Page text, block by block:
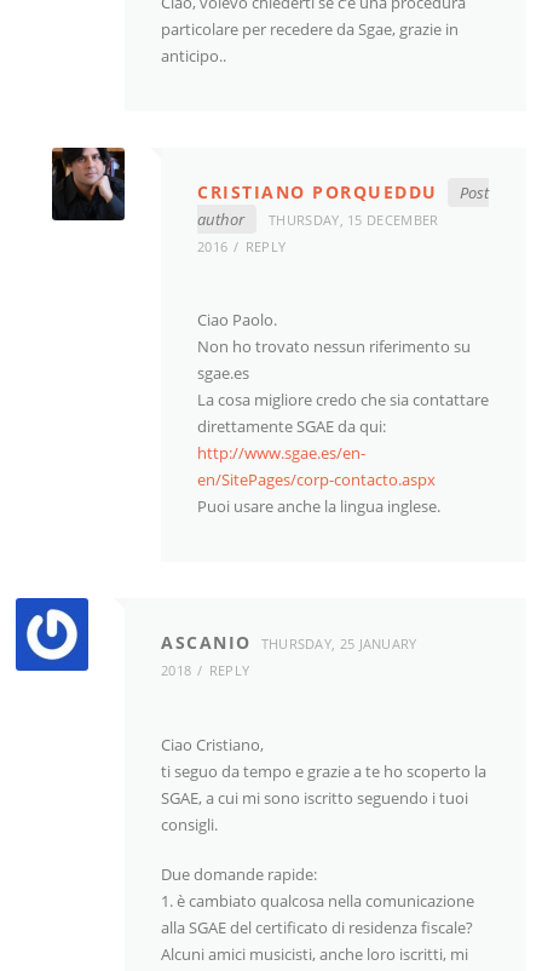
particolare per recedere da Sgae, grazie in
anticipo..
CRISTIANO PORQUEDDU
Post
author
THURSDAY, 15 DECEMBER
2016
REPLY
Ciao Paolo.
Non ho trovato nessun riferimento su
sgae.es
La cosa migliore credo che sia contattare
direttamente SGAE da qui:
http://www.sgae.es/en-
en/SitePages/corp-contacto.aspx
Puoi usare anche la lingua inglese.
ASCANIO
THURSDAY, 25 JANUARY
2018
REPLY
Ciao Cristiano,
ti seguo da tempo e grazie a te ho scoperto la
SGAE, a cui mi sono iscritto seguendo i tuoi
consigli.
Due domande rapide:
1. è cambiato qualcosa nella comunicazione
alla SGAE del certificato di residenza fiscale?
Alcuni amici musicisti, anche loro iscritti, mi